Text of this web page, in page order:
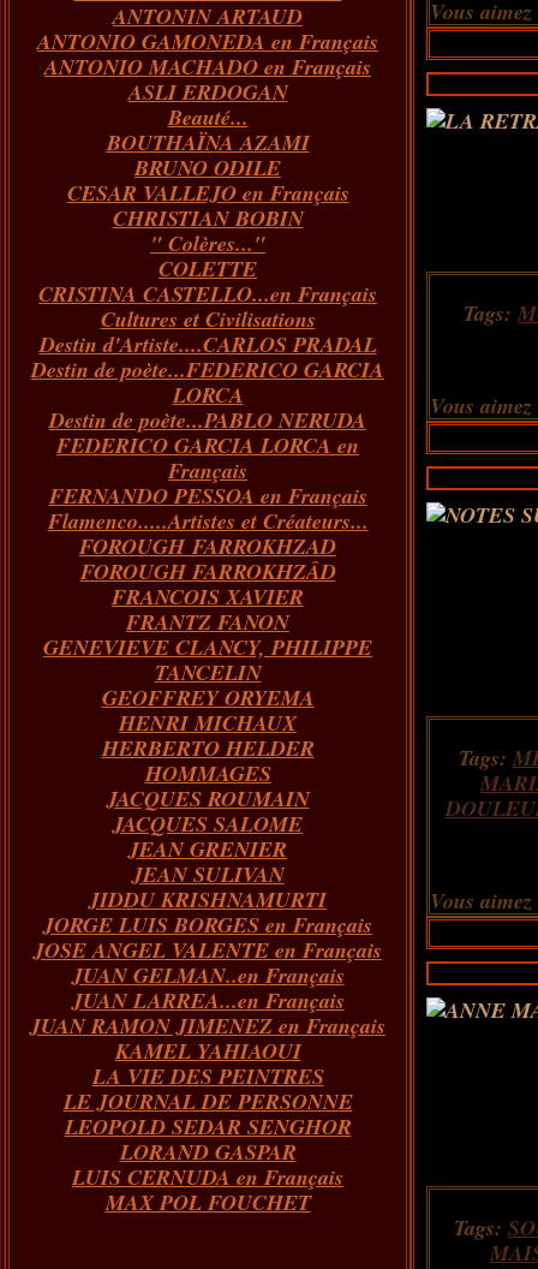
Janvier(73)
Février(55)
Janvier(43)
Mars(73)
Février(54)
Janvier(51)
Avril(73)
Mars(100)
Février(146)
Janvier(124)
ANTONIN ARTAUD
ANTONIO GAMONEDA en Français
ANTONIO MACHADO en Français
ASLI ERDOGAN
Beauté...
BOUTHAÏNA AZAMI
BRUNO ODILE
CESAR VALLEJO en Français
CHRISTIAN BOBIN
" Colères..."
COLETTE
CRISTINA CASTELLO...en Français
Cultures et Civilisations
Destin d'Artiste....CARLOS PRADAL
Destin de poète...FEDERICO GARCIA
LORCA
Destin de poète...PABLO NERUDA
FEDERICO GARCIA LORCA en
Français
FERNANDO PESSOA en Français
Flamenco.....Artistes et Créateurs...
FOROUGH FARROKHZAD
FOROUGH FARROKHZÂD
FRANCOIS XAVIER
FRANTZ FANON
GENEVIEVE CLANCY, PHILIPPE
TANCELIN
GEOFFREY ORYEMA
HENRI MICHAUX
HERBERTO HELDER
HOMMAGES
JACQUES ROUMAIN
JACQUES SALOME
JEAN GRENIER
JEAN SULIVAN
JIDDU KRISHNAMURTI
JORGE LUIS BORGES en Français
JOSE ANGEL VALENTE en Français
JUAN GELMAN..en Français
JUAN LARREA...en Français
JUAN RAMON JIMENEZ en Français
KAMEL YAHIAOUI
LA VIE DES PEINTRES
LE JOURNAL DE PERSONNE
LEOPOLD SEDAR SENGHOR
LORAND GASPAR
LUIS CERNUDA en Français
MAX POL FOUCHET
Vous aimez
Tags:
Vous aimez
Tags:
Vous aimez
Tags: